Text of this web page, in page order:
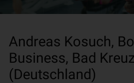
Andreas Kosuch,
Business, Bad
(Deutschland)